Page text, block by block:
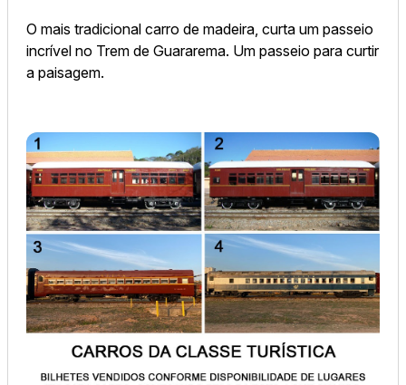
O mais tradicional carro de madeira, curta um passeio
incrível no Trem de Guararema. Um passeio para curtir
a paisagem.